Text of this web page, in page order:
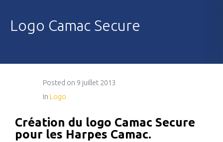
Logo Camac Secure
Posted on 9 juillet 2013
In Logo
Création du logo Camac Secure
pour les Harpes Camac.